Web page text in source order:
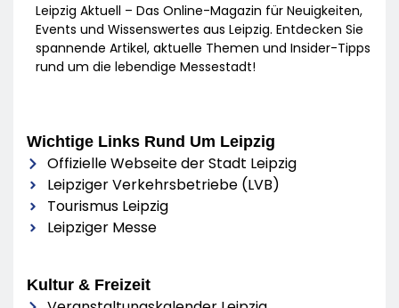
Leipzig Aktuell – Das Online-Magazin für Neuigkeiten,
Events und Wissenswertes aus Leipzig. Entdecken Sie
spannende Artikel, aktuelle Themen und Insider-Tipps
rund um die lebendige Messestadt!
Wichtige Links Rund Um Leipzig
Offizielle Webseite der Stadt Leipzig
Leipziger Verkehrsbetriebe (LVB)
Tourismus Leipzig
Leipziger Messe
Kultur & Freizeit